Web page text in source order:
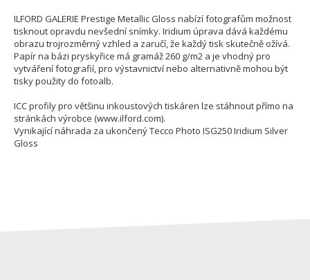
ILFORD GALERIE Prestige Metallic Gloss nabízí fotografům možnost
tisknout opravdu nevšední snímky. Iridium úprava dává každému
obrazu trojrozměrný vzhled a zaručí, že každý tisk skutečně ožívá.
Papír na bázi pryskyřice má gramáž 260 g/m2 a je vhodný pro
vytváření fotografií, pro výstavnictví nebo alternativně mohou být
tisky použity do fotoalb.
ICC profily pro většinu inkoustových tiskáren lze stáhnout přímo na
stránkách výrobce (www.ilford.com).
Vynikající náhrada za ukončený Tecco Photo ISG250 Iridium Silver
Gloss